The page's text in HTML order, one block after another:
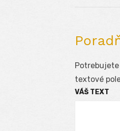
textové
VÁŠ TEXT